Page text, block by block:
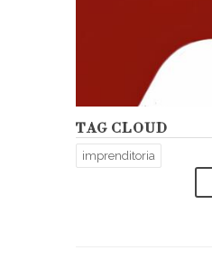
TAG CLOUD
imprenditoria